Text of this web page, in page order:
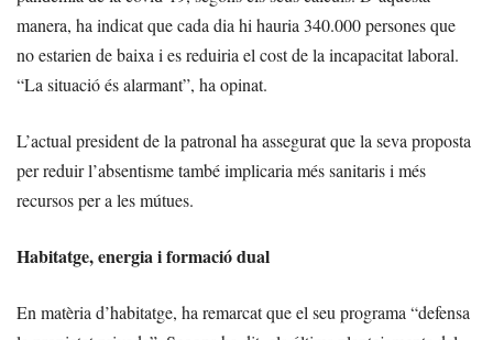
manera, ha indicat que cada dia hi hauria 340.000 persones que
no estarien de baixa i es reduiria el cost de la incapacitat laboral.
“La situació és alarmant”, ha opinat.
L’actual president de la patronal ha assegurat que la seva proposta
per reduir l’absentisme també implicaria més sanitaris i més
recursos per a les mútues.
Habitatge, energia i formació dual
En matèria d’habitatge, ha remarcat que el seu programa “defensa